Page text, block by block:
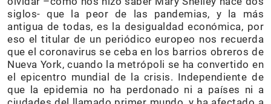
siglos- que la peor de las pandemias, y la más
antigua de todas, es la desigualdad económica, por
eso el titular de un periódico europeo nos recuerda
que el coronavirus se ceba en los barrios obreros de
Nueva York, cuando la metrópoli se ha convertido en
el epicentro mundial de la crisis. Independiente de
que la epidemia no ha perdonado ni a países ni a